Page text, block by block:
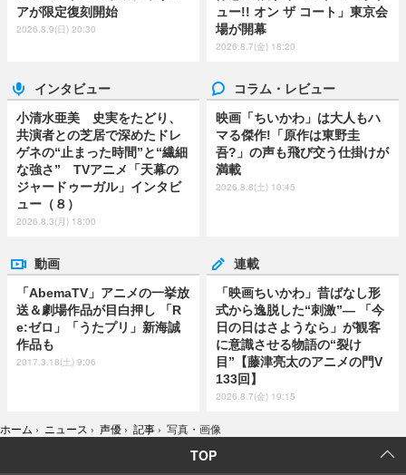
アが限定復刻開始
2026.8.9(日) 20:30
ュー!! オン ザ コート」東京会
場が開幕
2026.8.7(金) 18:20
インタビュー
小清水亜美 史実をたどり、
共演者との芝居で深めたドレ
ゲネの“止まった時間”と“繊細
な強さ” TVアニメ「天幕の
ジャードゥーガル」インタビ
ュー（８）
2026.8.3(月) 18:00
コラム・レビュー
映画「ちいかわ」は大人もハ
マる傑作!「原作は東野圭
吾?」の声も飛び交う仕掛けが
満載
2026.8.8(土) 10:45
動画
「AbemaTV」アニメの一挙放
送＆劇場作品が目白押し 「R
e:ゼロ」「うたプリ」新海誠
作品も
2017.3.18(土) 9:06
連載
「映画ちいかわ」昔ばなし形
式から逸脱した“刺激”― 「今
日の日はさようなら」が観客
に意識させる物語の“裂け
目”【藤津亮太のアニメの門V
133回】
2026.8.7(金) 19:15
ホーム › ニュース › 声優 › 記事 › 写真・画像
TOP